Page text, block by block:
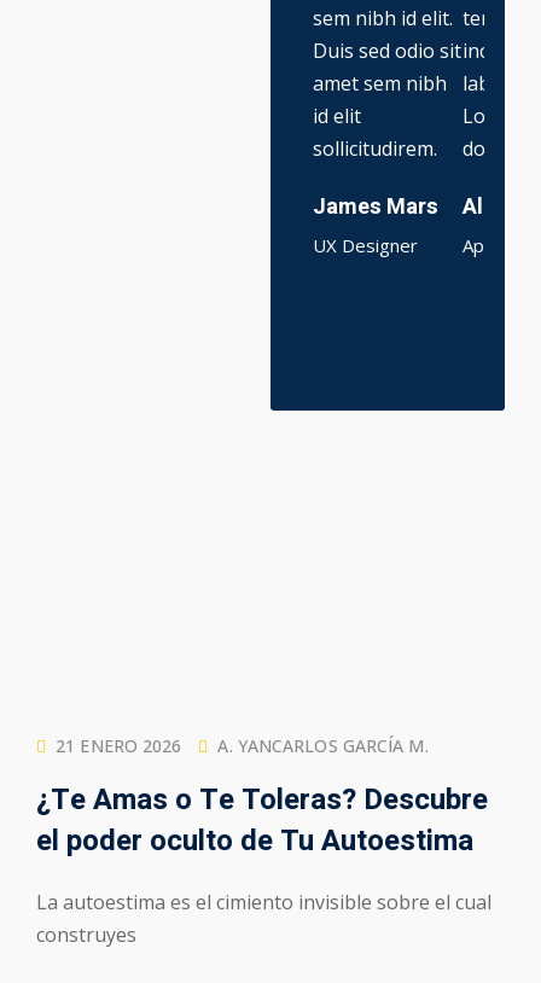
sem nibh id elit.
Duis sed odio sit
amet sem nibh
id elit
sollicitudirem.
James Mars
UX Designer
tempor
labore
Lorem
dolor sit
Alice
Apps
21 ENERO 2026 A. YANCARLOS GARCÍA M.
¿Te Amas o Te Toleras? Descubre
el poder oculto de Tu Autoestima
La autoestima es el cimiento invisible sobre el cual
construyes